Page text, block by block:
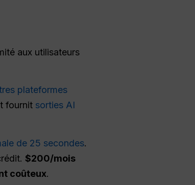
aux utilisateurs
plateformes
fournit sorties AI
de 25 secondes.
$200/mois
coûteux.